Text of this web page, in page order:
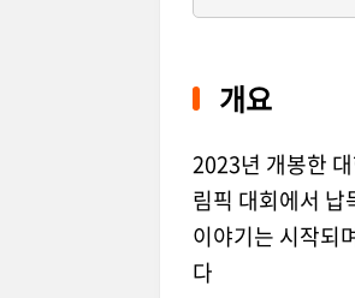
개요
2023년 개봉한
림픽 대회에서
이야기는 시작되
다